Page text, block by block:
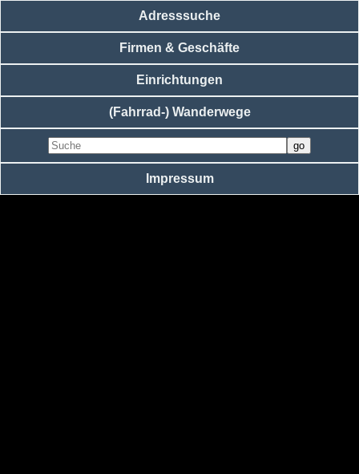
Adresssuche
Firmen & Geschäfte
Einrichtungen
(Fahrrad-) Wanderwege
Impressum